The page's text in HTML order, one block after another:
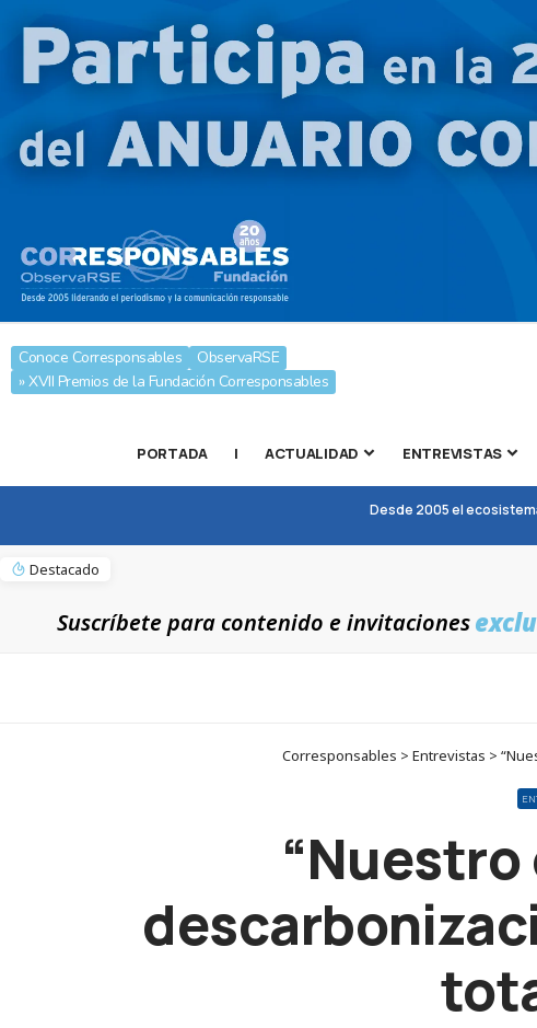
Conoce Corresponsables
ObservaRSE
» XVII Premios de la Fundación Corresponsables
PORTADA | ACTUALIDAD ENTREVISTAS
Desde 2005 el
Destacado
Suscríbete para contenido e invitaciones
Corresponsables > Entrevistas >